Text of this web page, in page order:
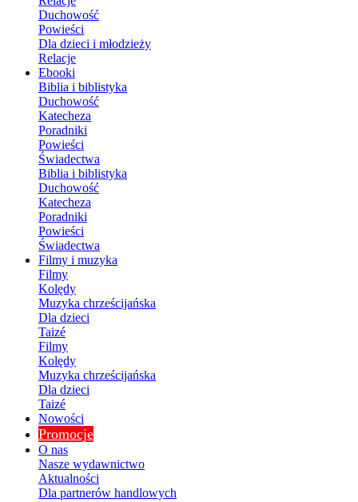
Duchowość
Powieści
Dla dzieci i młodzieży
Relacje
Ebooki
Biblia i biblistyka
Duchowość
Katecheza
Poradniki
Powieści
Świadectwa
Biblia i biblistyka
Duchowość
Katecheza
Poradniki
Powieści
Świadectwa
Filmy i muzyka
Filmy
Kolędy
Muzyka chrześcijańska
Dla dzieci
Taizé
Filmy
Kolędy
Muzyka chrześcijańska
Dla dzieci
Taizé
Nowości
Promocje
O nas
Nasze wydawnictwo
Aktualności
Dla partnerów handlowych